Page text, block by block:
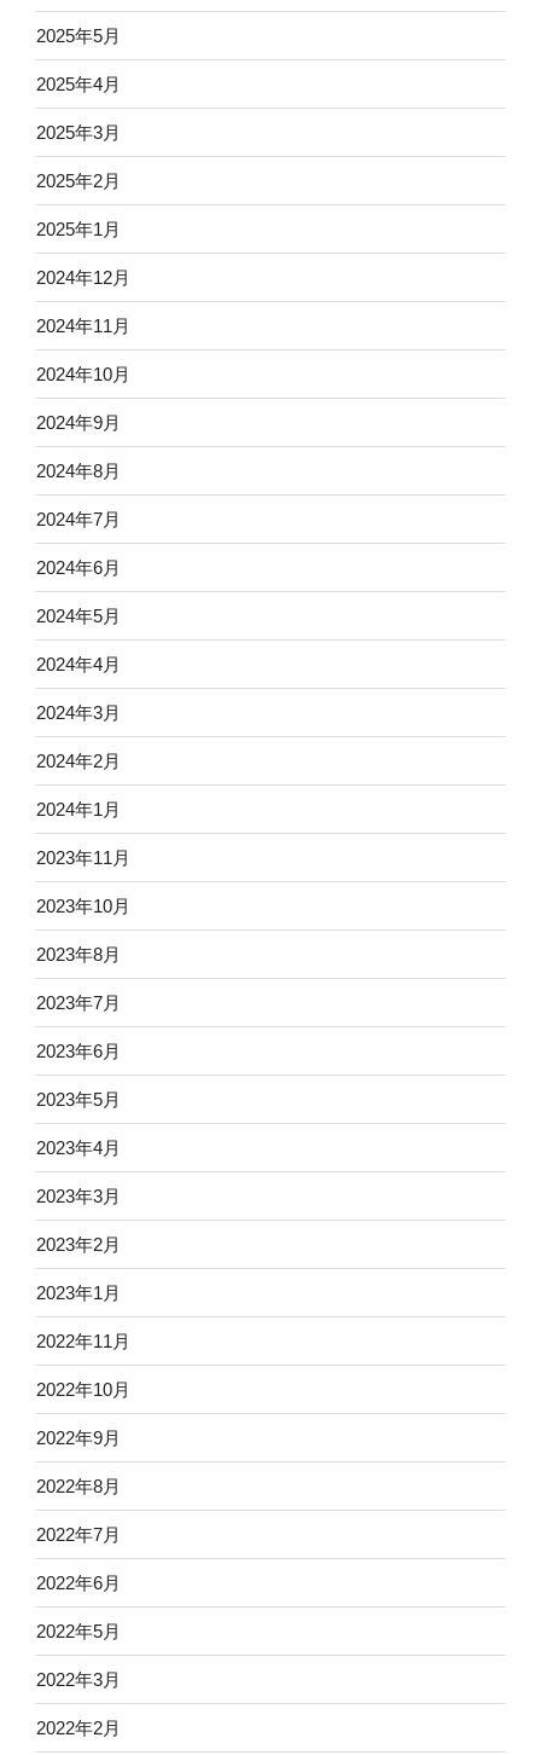
2025年5月
2025年4月
2025年3月
2025年2月
2025年1月
2024年12月
2024年11月
2024年10月
2024年9月
2024年8月
2024年7月
2024年6月
2024年5月
2024年4月
2024年3月
2024年2月
2024年1月
2023年11月
2023年10月
2023年8月
2023年7月
2023年6月
2023年5月
2023年4月
2023年3月
2023年2月
2023年1月
2022年11月
2022年10月
2022年9月
2022年8月
2022年7月
2022年6月
2022年5月
2022年3月
2022年2月